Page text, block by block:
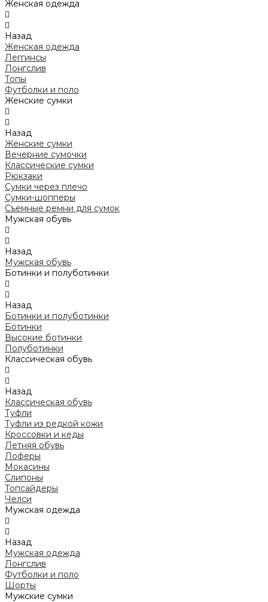
Женская одежда
Назад
Женская одежда
Леггинсы
Лонгслив
Топы
Футболки и поло
Женские сумки
Назад
Женские сумки
Вечерние сумочки
Классические сумки
Рюкзаки
Сумки через плечо
Сумки-шопперы
Съемные ремни для сумок
Мужская обувь
Назад
Мужская обувь
Ботинки и полуботинки
Назад
Ботинки и полуботинки
Ботинки
Высокие ботинки
Полуботинки
Классическая обувь
Назад
Классическая обувь
Туфли
Туфли из редкой кожи
Кроссовки и кеды
Летняя обувь
Лоферы
Мокасины
Слипоны
Топсайдеры
Челси
Мужская одежда
Назад
Мужская одежда
Лонгслив
Футболки и поло
Шорты
Мужские сумки